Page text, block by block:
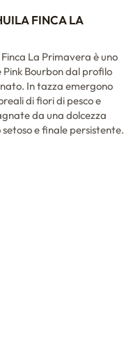
FINCA LA
La Primavera è uno
Bourbon dal profilo
In tazza emergono
di fiori di pesco e
da una dolcezza
e finale persistente.